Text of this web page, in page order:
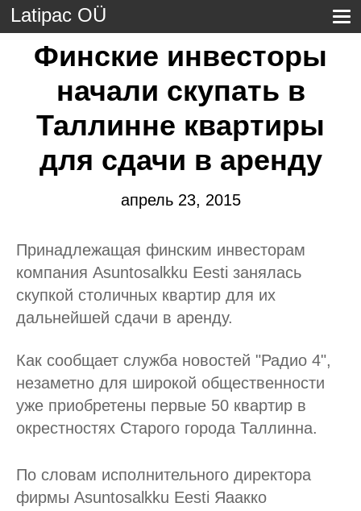
Latipac OÜ
Финские инвесторы
начали скупать в
Таллинне квартиры
для сдачи в аренду
апрель 23, 2015
Принадлежащая финским инвесторам
компания Asuntosalkku Eesti занялась
скупкой столичных квартир для их
дальнейшей сдачи в аренду.
Как сообщает служба новостей "Радио 4",
незаметно для широкой общественности
уже приобретены первые 50 квартир в
окрестностях Старого города Таллинна.
По словам исполнительного директора
фирмы Asuntosalkku Eesti Яаакко